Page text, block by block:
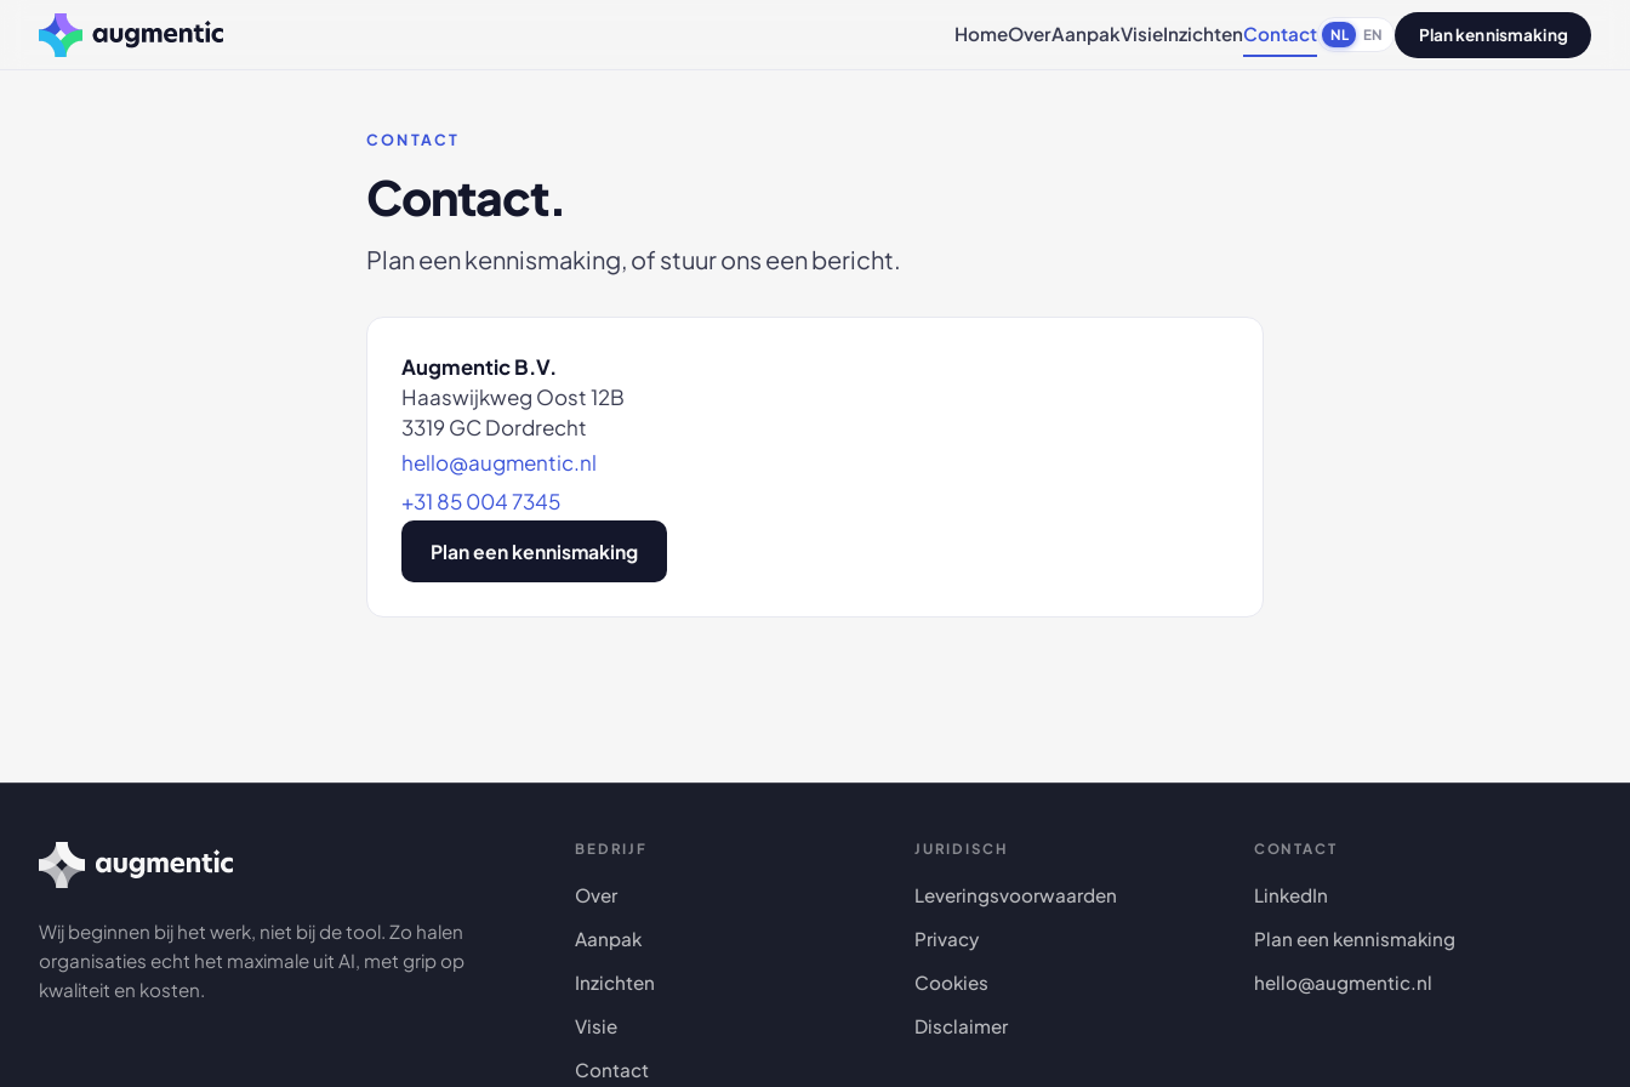
HomeOverAanpakVisieInzichtenContact NL EN Plan kennismaking
CONTACT
Contact.
Plan een kennismaking, of stuur ons een bericht.
Augmentic B.V.
Haaswijkweg Oost 12B
3319 GC Dordrecht
hello@augmentic.nl
+31 85 004 7345
Plan een kennismaking
Wij beginnen bij het werk, niet bij de tool. Zo halen
organisaties echt het maximale uit AI, met grip op
kwaliteit en kosten.
BEDRIJF
Over
Aanpak
Inzichten
Visie
Contact
JURIDISCH
Leveringsvoorwaarden
Privacy
Cookies
Disclaimer
CONTACT
LinkedIn
Plan een kennismaking
hello@augmentic.nl